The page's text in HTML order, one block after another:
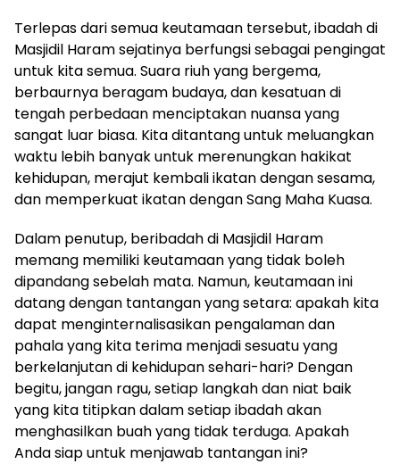
Terlepas dari semua keutamaan tersebut, ibadah di
Masjidil Haram sejatinya berfungsi sebagai pengingat
untuk kita semua. Suara riuh yang bergema,
berbaurnya beragam budaya, dan kesatuan di
tengah perbedaan menciptakan nuansa yang
sangat luar biasa. Kita ditantang untuk meluangkan
waktu lebih banyak untuk merenungkan hakikat
kehidupan, merajut kembali ikatan dengan sesama,
dan memperkuat ikatan dengan Sang Maha Kuasa.
Dalam penutup, beribadah di Masjidil Haram
memang memiliki keutamaan yang tidak boleh
dipandang sebelah mata. Namun, keutamaan ini
datang dengan tantangan yang setara: apakah kita
dapat menginternalisasikan pengalaman dan
pahala yang kita terima menjadi sesuatu yang
berkelanjutan di kehidupan sehari-hari? Dengan
begitu, jangan ragu, setiap langkah dan niat baik
yang kita titipkan dalam setiap ibadah akan
menghasilkan buah yang tidak terduga. Apakah
Anda siap untuk menjawab tantangan ini?